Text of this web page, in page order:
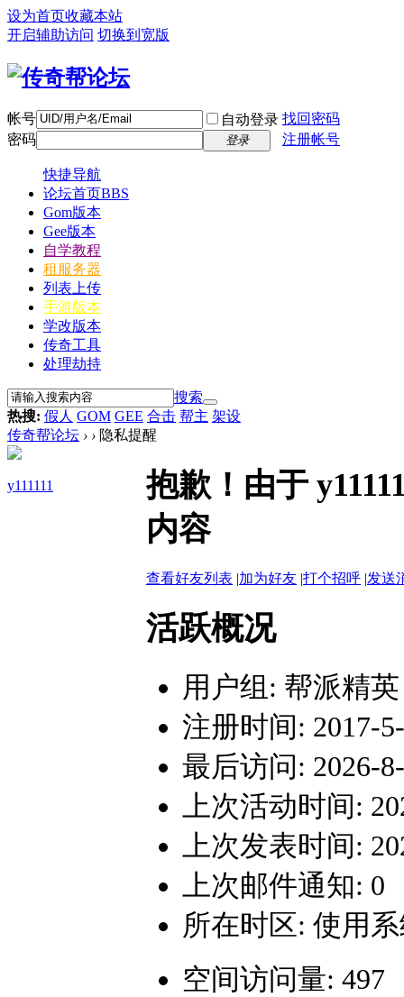
设为首页收藏本站
开启辅助访问 切换到宽版
帐号 自动登录 找回密码
密码
登录 注册帐号
快捷导航
论坛首页BBS
Gom版本
Gee版本
自学教程
租服务器
列表上传
手游版本
学改版本
传奇工具
处理劫持
搜索
热搜: 假人 GOM GEE 合击 帮主 架设
传奇帮论坛 › › 隐私提醒
y111111
抱歉！由于
内容
查看好友列表 |加为好友 |打个招呼 |发送
活跃概况
用户组: 帮派精英
注册时间: 2017-
最后访问: 2026-
上次活动时间:
上次发表时间:
上次邮件通知: 0
所在时区: 使用
空间访问量: 497